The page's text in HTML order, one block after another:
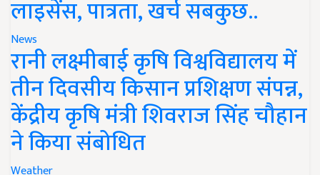
लाइसेंस, पात्रता, खर्च सबकुछ..
News
रानी लक्ष्मीबाई कृषि विश्वविद्यालय में
तीन दिवसीय किसान प्रशिक्षण संपन्न,
केंद्रीय कृषि मंत्री शिवराज सिंह चौहान
ने किया संबोधित
Weather